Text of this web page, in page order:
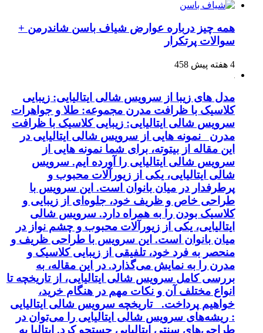
همه چیز درباره عوارض شیاف باسن شاندرمن +
سوالات پرتکرار
4 هفته پیش 458
مدل های زیبا از سرویس شالی ایتالیایی: زیبایی
کلاسیک با ظرافت مدرن مجموعه: طلا و جواهرات
سرویس شالی ایتالیایی: زیبایی کلاسیک با ظرافت
مدرن نمونه هایی از سرویس شالی ایتالیایی در
این مقاله از بیتوته، برای شما نمونه هایی از
سرویس شالی ایتالیایی را آورده ایم. سرویس
شالی ایتالیایی، یکی از زیورآلات محبوب و
پرطرفدار در میان بانوان است. این سرویس با
طراحی خاص و ظریف خود، جلوه‌ای از زیبایی و
کلاسیک بودن را به همراه دارد. سرویس شالی
ایتالیایی، یکی از زیورآلات محبوب و چشم نواز در
میان بانوان است. این سرویس با طراحی ظریف و
منحصر به فرد خود، تلفیقی از زیبایی کلاسیک و
مدرن را به نمایش می‌گذارد. در این مقاله، به
بررسی کامل سرویس شالی ایتالیایی، از تاریخچه تا
انواع مختلف آن و نکات مهم در هنگام خرید،
خواهیم پرداخت. تاریخچه سرویس شالی ایتالیایی
: ریشه‌های سرویس شالی ایتالیایی را می‌توان در
طراحی‌های سنتی ایتالیایی جستجو کرد. ایتالیا به